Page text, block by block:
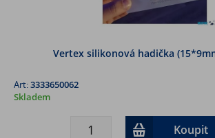
Vertex silikonová hadička
Art:3333650062
Skladem
Koupit